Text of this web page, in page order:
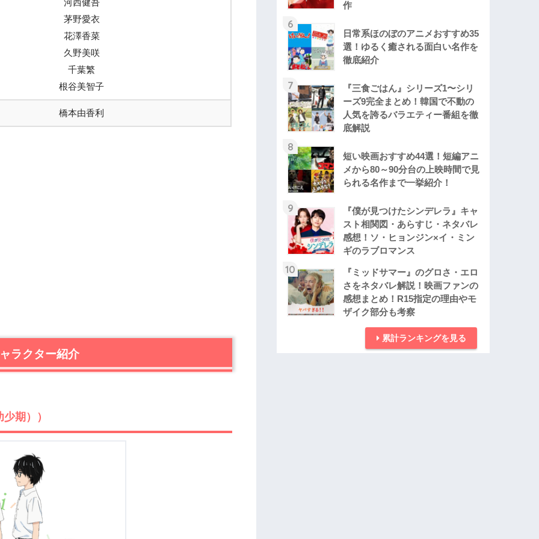
河西健吾
茅野愛衣
花澤香菜
久野美咲
千葉繁
根谷美智子
橋本由香利
ラクター紹介
期））
作
6
日常系ほのぼのアニメおすすめ35
選！ゆるく癒される面白い名作を
徹底紹介
7
『三食ごはん』シリーズ1〜シリ
ーズ9完全まとめ！韓国で不動の
人気を誇るバラエティー番組を徹
底解説
8
短い映画おすすめ44選！短編アニ
メから80～90分台の上映時間で見
られる名作まで一挙紹介！
9
『僕が見つけたシンデレラ』キャ
スト相関図・あらすじ・ネタバレ
感想！ソ・ヒョンジン×イ・ミン
ギのラブロマンス
10
『ミッドサマー』のグロさ・エロ
さをネタバレ解説！映画ファンの
感想まとめ！R15指定の理由やモ
ザイク部分も考察
累計ランキングを見る